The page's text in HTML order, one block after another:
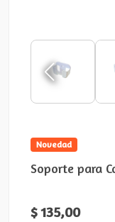
Novedad
Soporte para
$ 135,00